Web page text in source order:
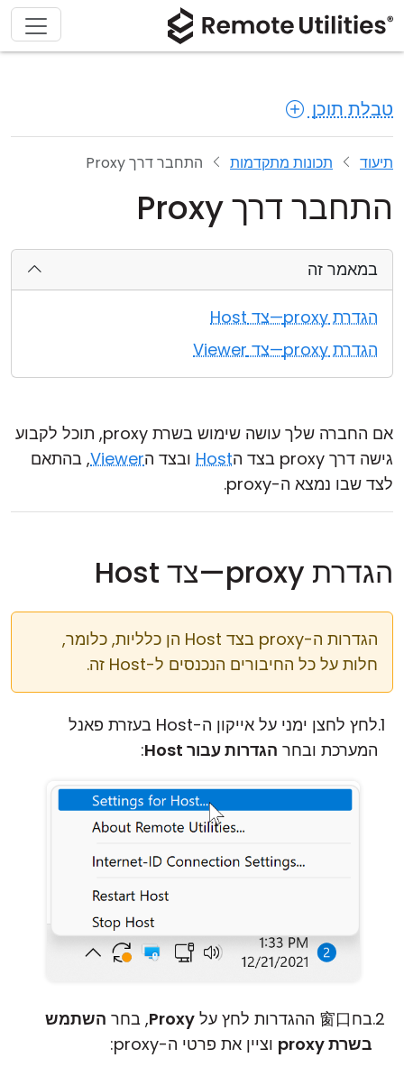
טבלת תוכן
תיעוד תכונות מתקדמות התחבר דרך Proxy
התחבר דרך Proxy
במאמר זה
הגדרת proxy—צד Host
הגדרת proxy—צד Viewer
אם החברה שלך עושה שימוש בשרת proxy, תוכל לקבוע
גישה דרך proxy בצד ה
Host ובצד הViewer, בהתאם
לצד שבו נמצא ה-proxy.
הגדרת proxy—צד Host
הגדרות ה-proxy בצד Host הן כלליות, כלומר,
חלות על כל החיבורים הנכנסים ל-Host זה.
לחץ לחצן ימני על אייקון ה-Host בעזרת פאנל
המערכת ובחר הגדרות עבור Host :
בח窗口 ההגדרות לחץ על Proxy, בחר השתמש
בשרת proxy
וציין את פרטי ה-proxy: